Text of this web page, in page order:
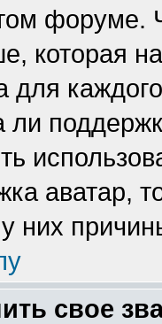
форуме.
которая
для
ли
аватар,
них
свое